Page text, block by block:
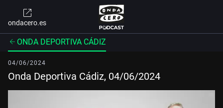
ondacero.es
ONDA DEPORTIVA CÁDIZ
04/06/2024
Onda Deportiva Cádiz, 04/06/2024